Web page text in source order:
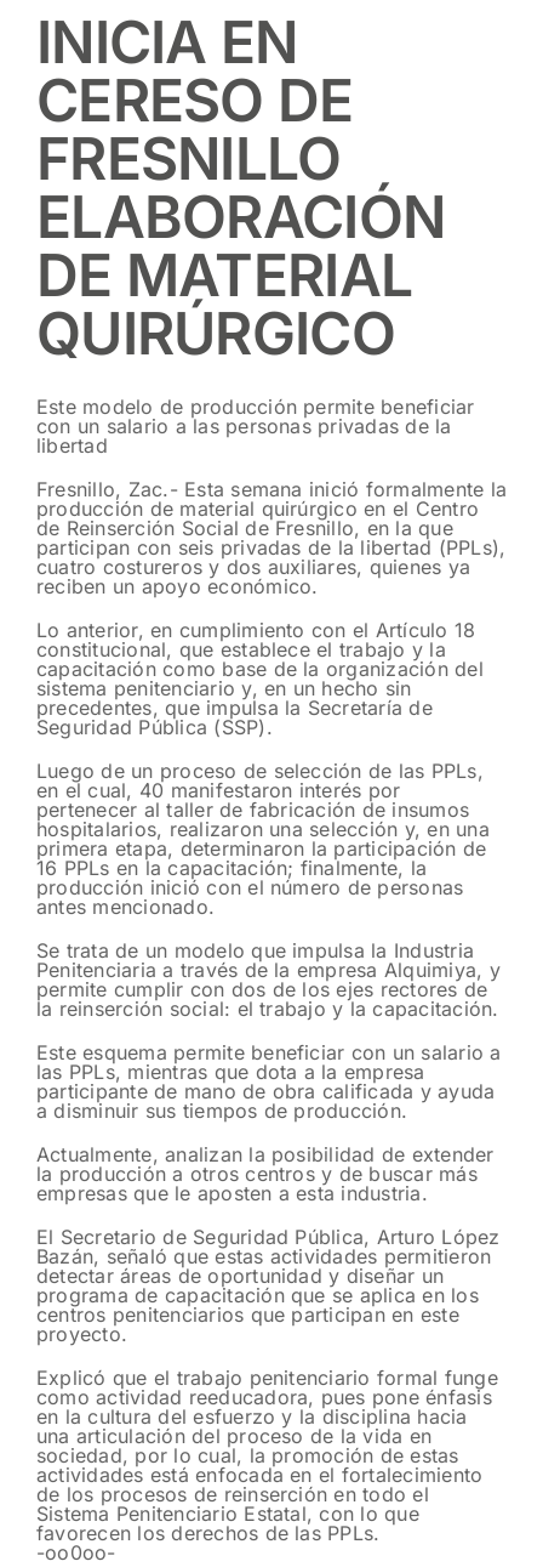
INICIA EN
CERESO DE
FRESNILLO
ELABORACIÓN
DE MATERIAL
QUIRÚRGICO
Este modelo de producción permite beneficiar
con un salario a las personas privadas de la
libertad
Fresnillo, Zac.- Esta semana inició formalmente la
producción de material quirúrgico en el Centro
de Reinserción Social de Fresnillo, en la que
participan con seis privadas de la libertad (PPLs),
cuatro costureros y dos auxiliares, quienes ya
reciben un apoyo económico.
Lo anterior, en cumplimiento con el Artículo 18
constitucional, que establece el trabajo y la
capacitación como base de la organización del
sistema penitenciario y, en un hecho sin
precedentes, que impulsa la Secretaría de
Seguridad Pública (SSP).
Luego de un proceso de selección de las PPLs,
en el cual, 40 manifestaron interés por
pertenecer al taller de fabricación de insumos
hospitalarios, realizaron una selección y, en una
primera etapa, determinaron la participación de
16 PPLs en la capacitación; finalmente, la
producción inició con el número de personas
antes mencionado.
Se trata de un modelo que impulsa la Industria
Penitenciaria a través de la empresa Alquimiya, y
permite cumplir con dos de los ejes rectores de
la reinserción social: el trabajo y la capacitación.
Este esquema permite beneficiar con un salario a
las PPLs, mientras que dota a la empresa
participante de mano de obra calificada y ayuda
a disminuir sus tiempos de producción.
Actualmente, analizan la posibilidad de extender
la producción a otros centros y de buscar más
empresas que le aposten a esta industria.
El Secretario de Seguridad Pública, Arturo López
Bazán, señaló que estas actividades permitieron
detectar áreas de oportunidad y diseñar un
programa de capacitación que se aplica en los
centros penitenciarios que participan en este
proyecto.
Explicó que el trabajo penitenciario formal funge
como actividad reeducadora, pues pone énfasis
en la cultura del esfuerzo y la disciplina hacia
una articulación del proceso de la vida en
sociedad, por lo cual, la promoción de estas
actividades está enfocada en el fortalecimiento
de los procesos de reinserción en todo el
Sistema Penitenciario Estatal, con lo que
favorecen los derechos de las PPLs.
-oo0oo-